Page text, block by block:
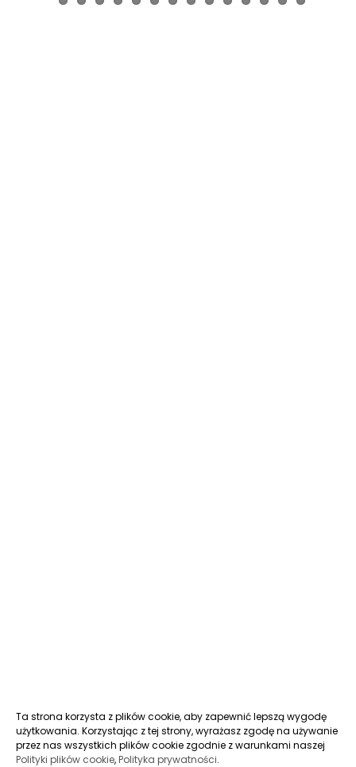
Ta strona korzysta z plików cookie, aby zapewnić lepszą wygodę
użytkowania. Korzystając z tej strony, wyrażasz zgodę na używanie
przez nas wszystkich plików cookie zgodnie z warunkami naszej
Polityki plików cookie,Polityka prywatności.